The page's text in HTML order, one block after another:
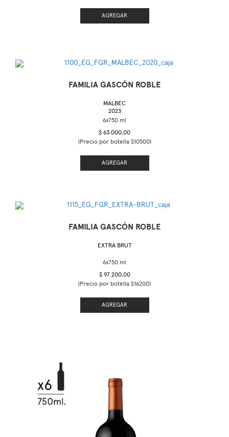
AGREGAR
FAMILIA GASCÓN ROBLE
MALBEC
2023
$ 63.000,00
(Precio por botella $10500)
AGREGAR
FAMILIA GASCÓN ROBLE
EXTRA BRUT
$ 97.200,00
(Precio por botella $16200)
AGREGAR